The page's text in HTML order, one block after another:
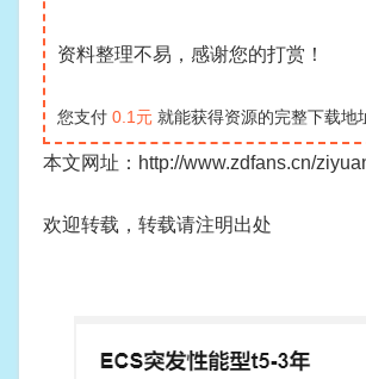
资料整理不易，感谢您的打赏！
您支付 0.1元 就能获得资源的完整下载地
本文网址：http://www.zdfans.cn/
欢迎转载，转载请注明出处